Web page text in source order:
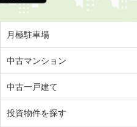
月極駐車場
中古マンション
中古一戸建て
投資物件を探す